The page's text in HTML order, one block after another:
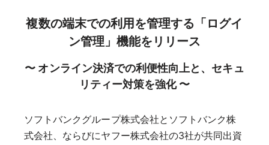
複数の端末での利用を管理する「ログイ
ン管理」機能をリリース
〜 オンライン決済での利便性向上と、セキュ
リティー対策を強化 〜
ソフトバンクグループ株式会社とソフトバンク株
式会社、ならびにヤフー株式会社の3社が共同出資